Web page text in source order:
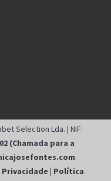
Selection Lda. | NIF:
(Chamada para a
| Política